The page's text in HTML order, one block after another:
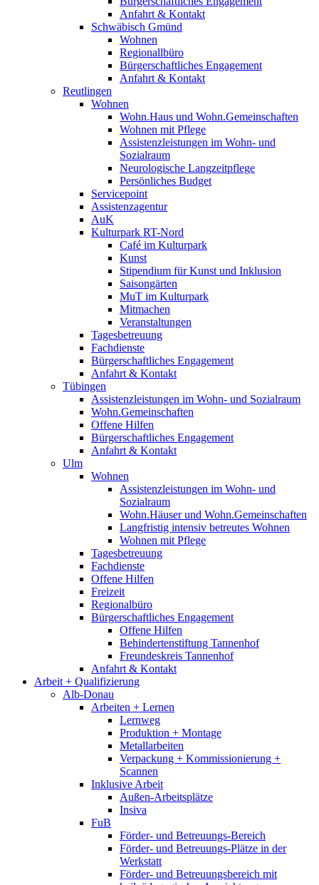
Anfahrt & Kontakt
Schwäbisch Gmünd
Wohnen
Regionallbüro
Bürgerschaftliches Engagement
Anfahrt & Kontakt
Reutlingen
Wohnen
Wohn.Haus und Wohn.Gemeinschaften
Wohnen mit Pflege
Assistenzleistungen im Wohn- und
Sozialraum
Neurologische Langzeitpflege
Persönliches Budget
Servicepoint
Assistenzagentur
AuK
Kulturpark RT-Nord
Café im Kulturpark
Kunst
Stipendium für Kunst und Inklusion
Saisongärten
MuT im Kulturpark
Mitmachen
Veranstaltungen
Tagesbetreuung
Fachdienste
Bürgerschaftliches Engagement
Anfahrt & Kontakt
Tübingen
Assistenzleistungen im Wohn- und Sozialraum
Wohn.Gemeinschaften
Offene Hilfen
Bürgerschaftliches Engagement
Anfahrt & Kontakt
Ulm
Wohnen
Assistenzleistungen im Wohn- und
Sozialraum
Wohn.Häuser und Wohn.Gemeinschaften
Langfristig intensiv betreutes Wohnen
Wohnen mit Pflege
Tagesbetreuung
Fachdienste
Offene Hilfen
Freizeit
Regionalbüro
Bürgerschaftliches Engagement
Offene Hilfen
Behindertenstiftung Tannenhof
Freundeskreis Tannenhof
Anfahrt & Kontakt
Arbeit + Qualifizierung
Alb-Donau
Arbeiten + Lernen
Lernweg
Produktion + Montage
Metallarbeiten
Verpackung + Kommissionierung +
Scannen
Inklusive Arbeit
Außen-Arbeitsplätze
Insiva
FuB
Förder- und Betreuungs-Bereich
Förder- und Betreuungs-Plätze in der
Werkstatt
Förder- und Betreuungsbereich mit